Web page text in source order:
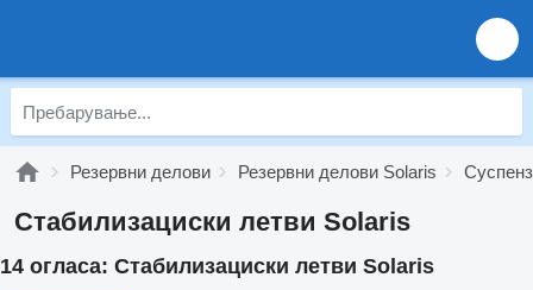
Резервни делови Резервни делови Solaris
Стабилизациски летви Solaris
14 огласа: Стабилизациски летви Solaris